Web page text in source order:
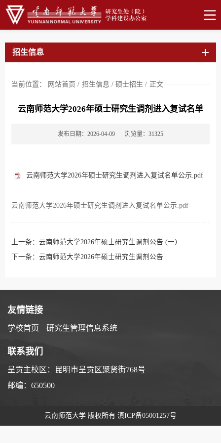
招生信息
当前位置： 网站首页 / 招生信息 / 硕士招生 / 正文
云南师范大学2026年硕士研究生调剂进入复试名单
发布日期：2026-04-09 浏览量： 31325
云南师范大学2026年硕士研究生调剂进入复试名单公示.pdf
云南师范大学2026年硕士研究生调剂进入复试名单公示.pdf
上一条： 云南师范大学2026年硕士研究生调剂公告 (一）
下一条： 云南师范大学2026年硕士研究生调剂公告
友情链接
学校首页 研究生管理信息系统
联系我们
呈贡主校区：昆明市呈贡区聚贤街768号
邮编：650500
云南师范大学 版权所有 滇ICP备05001257号